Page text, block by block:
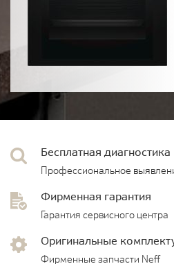
Бесплатная диагностика
Профессиональное
Фирменная гарантия
Гарантия сервисного центра
Оригинальные
Фирменные запчасти Neff